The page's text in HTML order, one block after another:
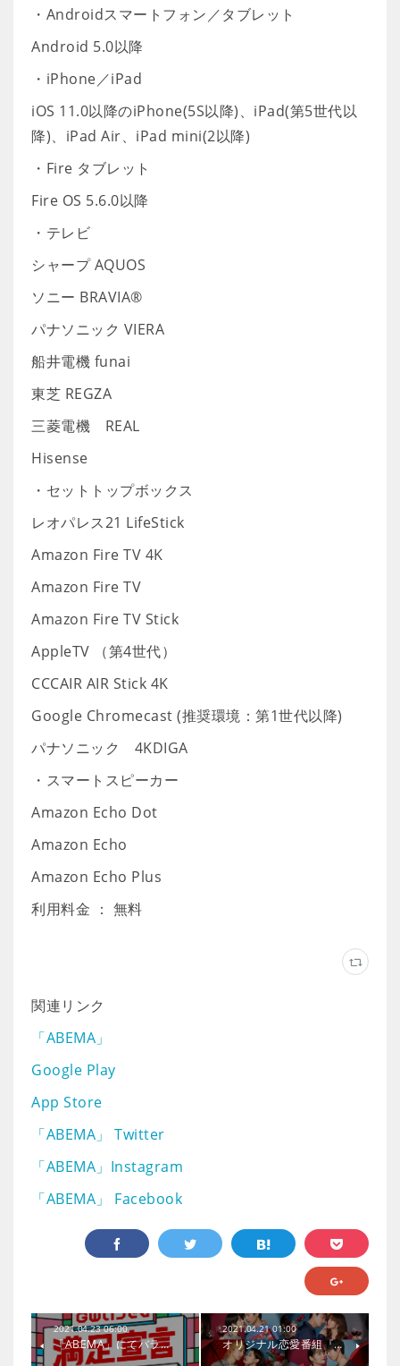
・Androidスマートフォン／タブレット
Android 5.0以降
・iPhone／iPad
iOS 11.0以降のiPhone(5S以降)、iPad(第5世代以
降)、iPad Air、iPad mini(2以降)
・Fire タブレット
Fire OS 5.6.0以降
・テレビ
シャープ AQUOS
ソニー BRAVIA®
パナソニック VIERA
船井電機 funai
東芝 REGZA
三菱電機 REAL
Hisense
・セットトップボックス
レオパレス21 LifeStick
Amazon Fire TV 4K
Amazon Fire TV
Amazon Fire TV Stick
AppleTV （第4世代）
CCCAIR AIR Stick 4K
Google Chromecast (推奨環境：第1世代以降)
パナソニック 4KDIGA
・スマートスピーカー
Amazon Echo Dot
Amazon Echo
Amazon Echo Plus
利用料金 ： 無料
関連リンク
「ABEMA」
Google Play
App Store
「ABEMA」 Twitter
「ABEMA」Instagram
「ABEMA」 Facebook
2021.04.23 06:00
「ABEMA」にてバラ…
2021.04.21 01:00
オリジナル恋愛番組『…